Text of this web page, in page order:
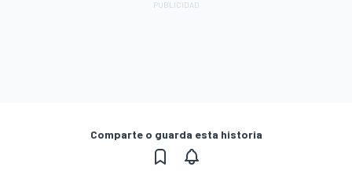
Comparte o guarda esta historia